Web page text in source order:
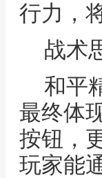
行力，
战术
和平
最终体
按钮，
玩家能